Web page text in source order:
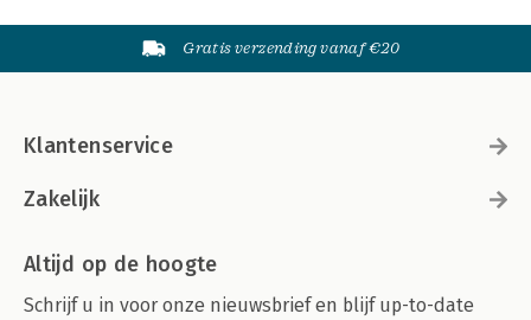
Gratis verzending vanaf €20
Klantenservice
Zakelijk
Altijd op de hoogte
Schrijf u in voor onze nieuwsbrief en blijf up-to-date